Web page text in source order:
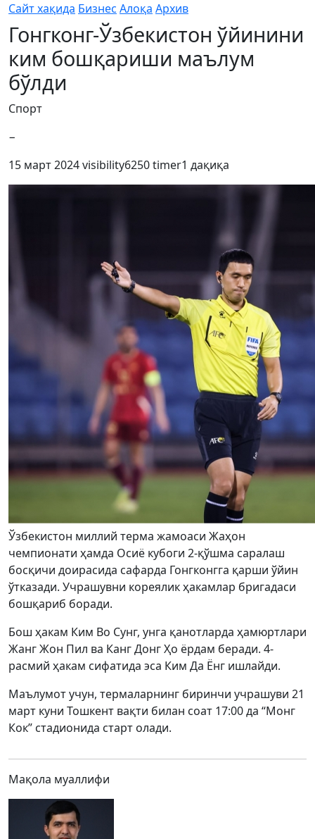
Сайт хақида Бизнес Алоқа Архив
Гонгконг-Ўзбекистон ўйинини
ким бошқариши маълум
бўлди
Спорт
−
15 март 2024visibility6250timer1 дақиқа
Ўзбекистон миллий терма жамоаси Жаҳон
чемпионати ҳамда Осиё кубоги 2-қўшма саралаш
босқичи доирасида сафарда Гонгконгга қарши ўйин
ўтказади. Учрашувни кореялик ҳакамлар бригадаси
бошқариб боради.
Бош ҳакам Ким Во Сунг, унга қанотларда ҳамюртлари
Жанг Жон Пил ва Канг Донг Ҳо ёрдам беради. 4-
расмий ҳакам сифатида эса Ким Да Ёнг ишлайди.
Маълумот учун, термаларнинг биринчи учрашуви 21
март куни Тошкент вақти билан соат 17:00 да “Монг
Кок” стадионида старт олади.
Мақола муаллифи